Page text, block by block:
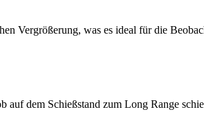
Vergrößerung, was es ideal für die
dem Schießstand zum Long Range